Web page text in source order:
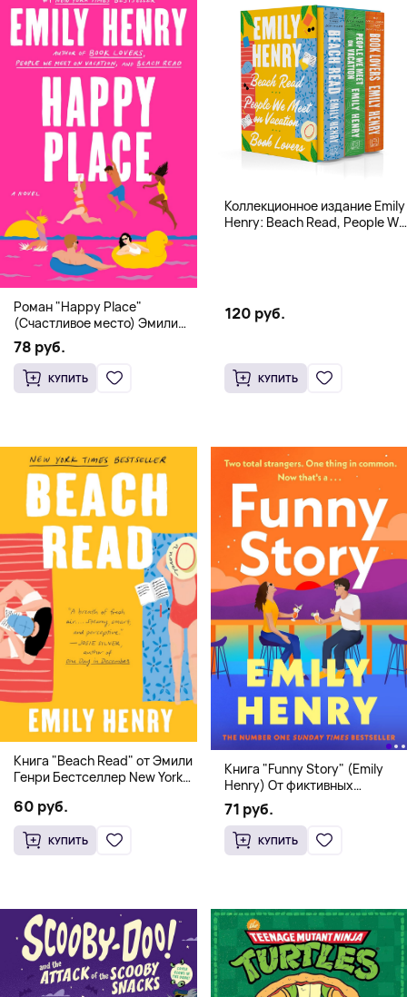
Роман "Happy Place"
(Счастливое место) Эмили
Генри | Твердый переплет
78 руб.
КУПИТЬ
Коллекционное издание Emily
Henry: Beach Read, People We
120 руб.
КУПИТЬ
Книга "Beach Read" от Эмили
Генри Бестселлер New York
60 руб.
КУПИТЬ
Книга "Funny Story" (Emily
Henry) От фиктивных
свиданий к реальной любви
71 руб.
КУПИТЬ